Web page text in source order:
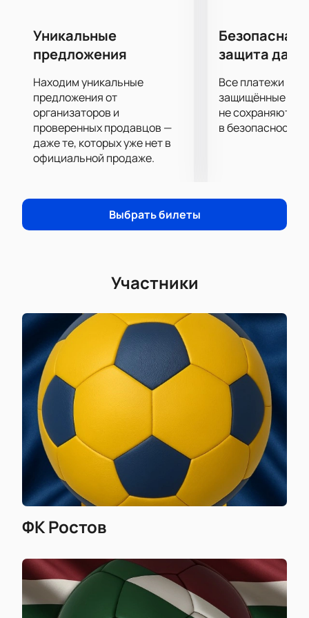
Второй Лиги СССР, завоевал серебро Чемпионата
Чемпионата России «Ростов» занял 5-ю строчку, что
является отличным результатом для команды.
За четыре десятка матчей обе команды проявили себя
как опытные и упорные соперники. Практически равное
количество побед лишний раз свидетельствует, что ни
казанцы, ни ростовчане не собираются отдавать победу
просто так и болельщиков ждет действительно
Уникальные
предложения
Находим уникальные
предложения от
организаторов и
проверенных продавцов —
даже те, которых уже нет в
официальной продаже.
Безопасная
защита
Все платежи
защищённые
не сохраняются
в безопасности.
Выбрать билеты
Участники
ФК Ростов